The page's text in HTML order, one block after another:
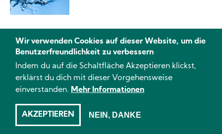
Weitere Inhalte
Wir verwenden Cookies auf dieser Website, um die
Benutzerfreundlichkeit zu verbessern
Indem du auf die Schaltfläche Akzeptieren klickst,
erklärst du dich mit dieser Vorgehensweise
einverstanden. Mehr Informationen
AKZEPTIEREN NEIN, DANKE